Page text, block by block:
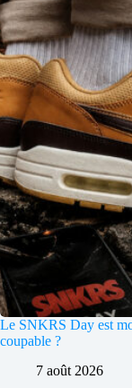
Le SNKRS Day est
coupable ?
7 août 2026